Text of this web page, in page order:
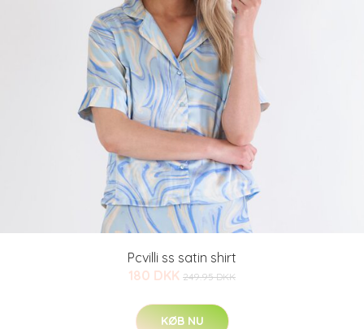
Pcvilli ss satin shirt
180 DKK 249.95 DKK
KØB NU